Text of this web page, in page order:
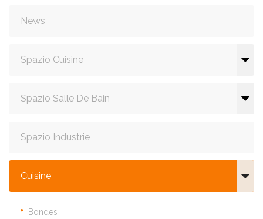
News
Spazio Cuisine
Spazio Salle De Bain
Spazio Industrie
Cuisine
Bondes